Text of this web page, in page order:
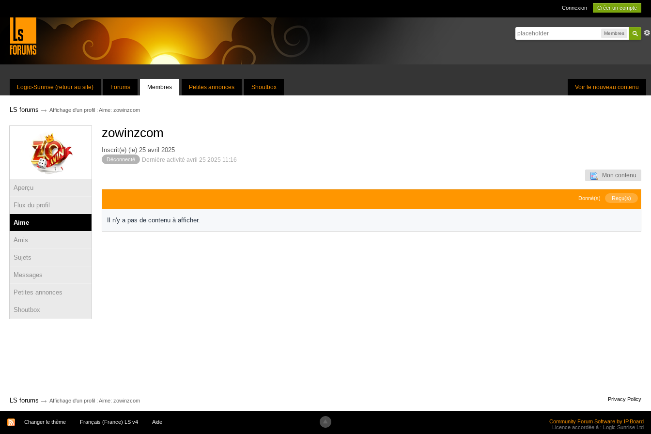
Connexion Créer un compte
Membres
Voir le nouveau contenu
Logic-Sunrise (retour au site) Forums Membres Petites annonces Shoutbox
LS forums → Affichage d'un profil : Aime: zowinzcom
Aperçu
Flux du profil
Aime
Amis
Sujets
Messages
Petites annonces
Shoutbox
zowinzcom
Inscrit(e) (le) 25 avril 2025
Déconnecté Dernière activité avril 25 2025 11:16
Mon contenu
Donné(s) Reçu(s)
Il n'y a pas de contenu à afficher.
LS forums → Affichage d'un profil : Aime: zowinzcom Privacy Policy
Changer le thème Français (France) LS v4 Aide
Community Forum Software by IP.Board
Licence accordée à : Logic Sunrise Ltd